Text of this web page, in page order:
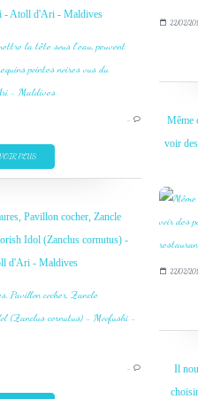
22/02/
- Atoll d'Ari - Maldives
…
PLUS
Même
voir
22/02/
Pavillon cocher, Zancle
Idol (Zanclus cornutus) -
d'Ari - Maldives
…
Il